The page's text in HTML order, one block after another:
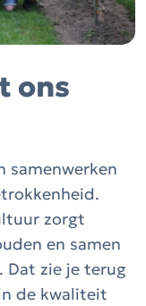
ons
samenwerken
zorgt
en samen
zie je terug
de kwaliteit